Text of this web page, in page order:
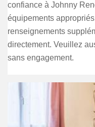
confiance à Johnny
équipements
renseignements
directement. Veuillez
sans engagement.